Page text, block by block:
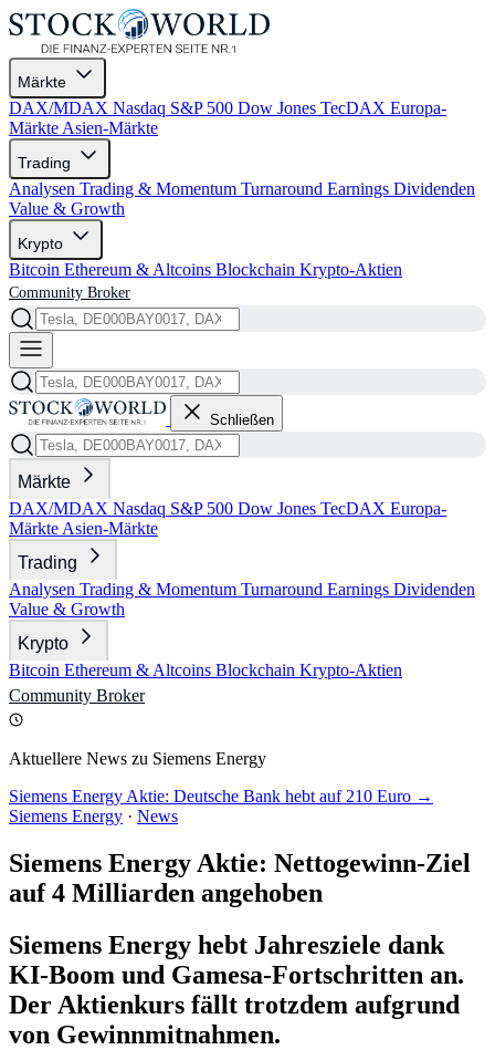
Märkte
DAX/MDAX Nasdaq S&P 500 Dow Jones TecDAX Europa-
Märkte Asien-Märkte
Trading
Analysen Trading & Momentum Turnaround Earnings Dividenden
Value & Growth
Krypto
Bitcoin Ethereum & Altcoins Blockchain Krypto-Aktien
Community Broker
Schließen
Märkte
DAX/MDAX Nasdaq S&P 500 Dow Jones TecDAX Europa-
Märkte Asien-Märkte
Trading
Analysen Trading & Momentum Turnaround Earnings Dividenden
Value & Growth
Krypto
Bitcoin Ethereum & Altcoins Blockchain Krypto-Aktien
Community Broker
Aktuellere News zu Siemens Energy
Siemens Energy Aktie: Deutsche Bank hebt auf 210 Euro →
Siemens Energy · News
Siemens Energy Aktie: Nettogewinn-Ziel
auf 4 Milliarden angehoben
Siemens Energy hebt Jahresziele dank
KI-Boom und Gamesa-Fortschritten an.
Der Aktienkurs fällt trotzdem aufgrund
von Gewinnmitnahmen.